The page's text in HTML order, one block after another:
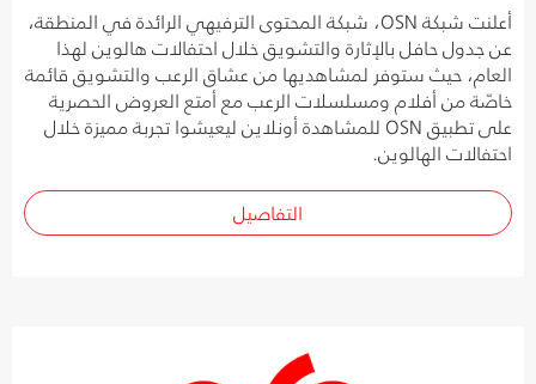
أعلنت شبكة OSN، شبكة المحتوى الترفيهي الرائدة في المنطقة،
عن جدول حافل بالإثارة والتشويق خلال احتفالات هالوين لهذا
العام، حيث ستوفر لمشاهديها من عشاق الرعب والتشويق قائمة
خاصّة من أفلام ومسلسلات الرعب مع أمتع العروض الحصرية
على تطبيق OSN للمشاهدة أونلاين ليعيشوا تجربة مميزة خلال
احتفالات الهالوين.
التفاصيل